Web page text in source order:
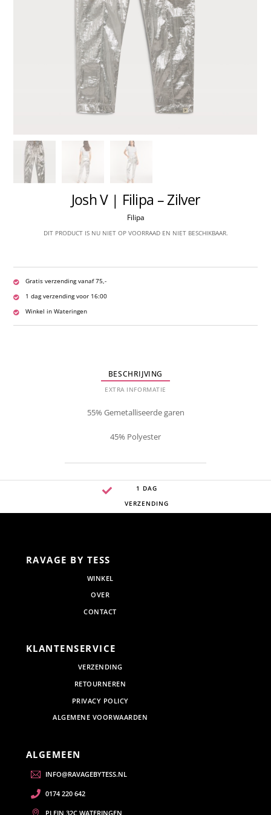
Josh V | Filipa – Zilver
Filipa
DIT PRODUCT IS NU NIET OP VOORRAAD EN NIET BESCHIKBAAR.
Gratis verzending vanaf 75,-
1 dag verzending voor 16:00
Winkel in Wateringen
BESCHRIJVING
EXTRA INFORMATIE
55% Gemetalliseerde garen
45% Polyester
1 DAG
VERZENDING
RAVAGE BY TESS
WINKEL
OVER
CONTACT
KLANTENSERVICE
VERZENDING
RETOURNEREN
PRIVACY POLICY
ALGEMENE VOORWAARDEN
ALGEMEEN
INFO@RAVAGEBYTESS.NL
0174 220 642
PLEIN 32C WATERINGEN